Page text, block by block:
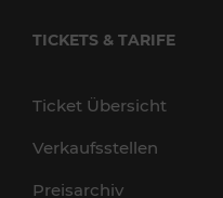
TICKETS & TARIFE
Ticket Übersicht
Verkaufsstellen
Preisarchiv